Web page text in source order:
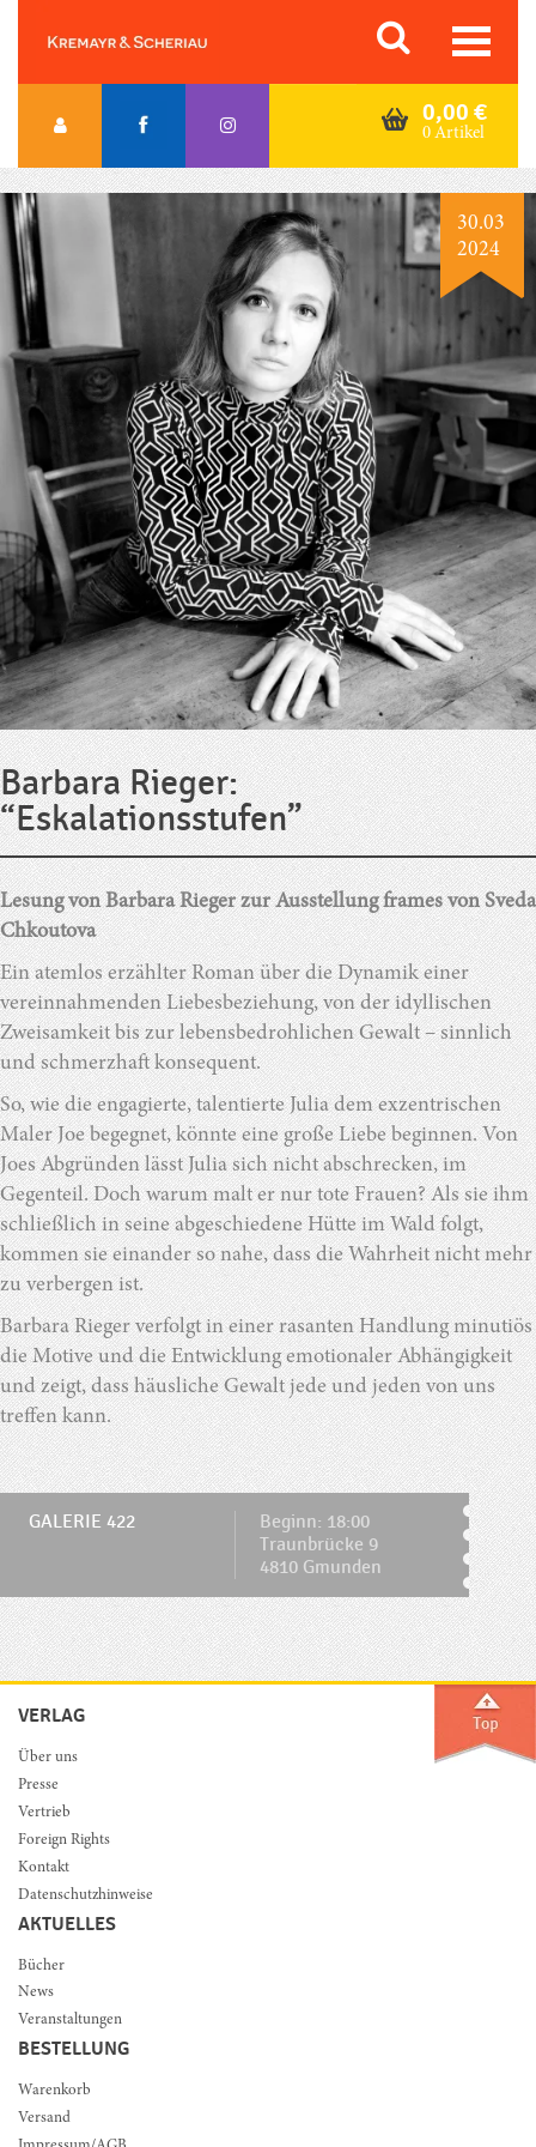
content
Orac K&S
0,00 €
0 Artikel
30.03
2024
Barbara Rieger:
“Eskalationsstufen”
Lesung von Barbara Rieger zur Ausstellung frames von Sveda
Chkoutova
Ein atemlos erzählter Roman über die Dynamik einer
vereinnahmenden Liebesbeziehung, von der idyllischen
Zweisamkeit bis zur lebensbedrohlichen Gewalt – sinnlich
und schmerzhaft konsequent.
So, wie die engagierte, talentierte Julia dem exzentrischen
Maler Joe begegnet, könnte eine große Liebe beginnen. Von
Joes Abgründen lässt Julia sich nicht abschrecken, im
Gegenteil. Doch warum malt er nur tote Frauen? Als sie ihm
schließlich in seine abgeschiedene Hütte im Wald folgt,
kommen sie einander so nahe, dass die Wahrheit nicht mehr
zu verbergen ist.
Barbara Rieger verfolgt in einer rasanten Handlung minutiös
die Motive und die Entwicklung emotionaler Abhängigkeit
und zeigt, dass häusliche Gewalt jede und jeden von uns
treffen kann.
GALERIE 422
Beginn: 18:00
Traunbrücke 9
4810 Gmunden
VERLAG
Über uns
Presse
Vertrieb
Foreign Rights
Kontakt
Datenschutzhinweise
AKTUELLES
Bücher
News
Veranstaltungen
BESTELLUNG
Warenkorb
Versand